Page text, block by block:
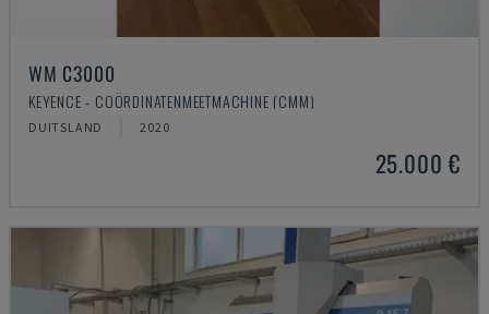
WM C3000
KEYENCE - COÖRDINATENMEETMACHINE (CMM)
DUITSLAND 2020
25.000 €